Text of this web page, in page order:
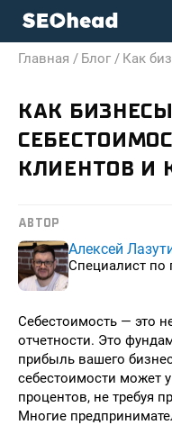
Главная / Блог / Как
КАК
КЛИЕНТОВ И
АВТОР
Алексей
Специалист по
Себестоимость — это
отчетности. Это
прибыль вашего
себестоимости может
процентов, не требуя
Многие